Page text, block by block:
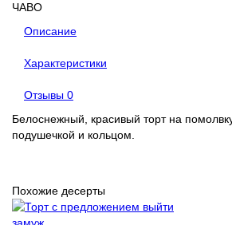
ЧАВО
Описание
Характеристики
Отзывы 0
Белоснежный, красивый торт на
подушечкой и кольцом.
Похожие десерты